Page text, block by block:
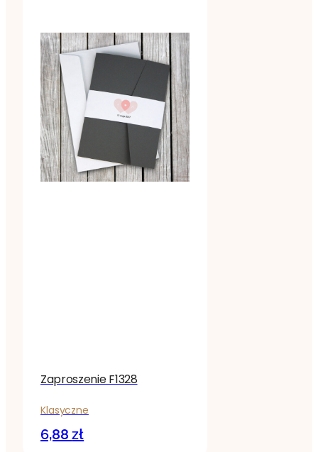
Zaproszenie F1328
Klasyczne
6,88zł